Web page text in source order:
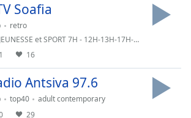
Soafia
retro
JEUNESSE et SPORT 7H - 12H-13H-17H-18H du 08 AOUT au 11 AOUT
1
16
Antsiva 97.6
top40
adult contemporary
29